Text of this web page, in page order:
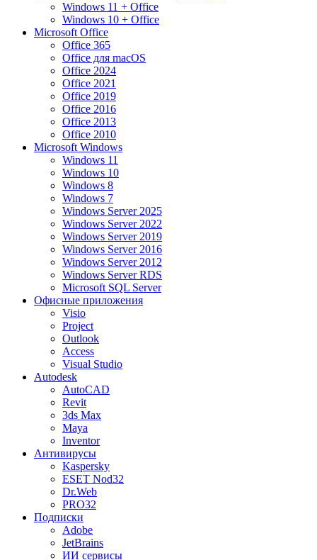
Windows 11 + Office
Windows 10 + Office
Microsoft Office
Office 365
Office для macOS
Office 2024
Office 2021
Office 2019
Office 2016
Office 2013
Office 2010
Microsoft Windows
Windows 11
Windows 10
Windows 8
Windows 7
Windows Server 2025
Windows Server 2022
Windows Server 2019
Windows Server 2016
Windows Server 2012
Windows Server RDS
Microsoft SQL Server
Офисные приложения
Visio
Project
Outlook
Access
Visual Studio
Autodesk
AutoCAD
Revit
3ds Max
Maya
Inventor
Антивирусы
Kaspersky
ESET Nod32
Dr.Web
PRO32
Подписки
Adobe
JetBrains
ИИ сервисы